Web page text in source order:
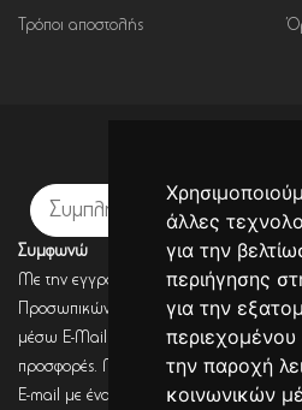
άλλες
για την
περιήγησης
για την
περιεχομένου
την παροχή
κοινωνικών
Τρόποι αποστολής
Συμφωνώ
Με την εγγραφή σου, συμφωνείς με την
Προσωπικών Δεδομένων και συμφωνείς
μέσω E-Mail να στέλνει πληροφορίες για
προσφορές. Μετά από έλεγχο από την
E-mail με ένα link επιβεβαίωσης